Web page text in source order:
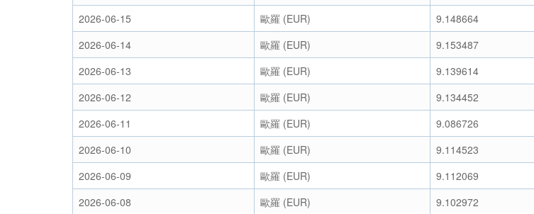
2026-06-15
歐羅 (EUR) 9.148664
2026-06-14
歐羅 (EUR) 9.153487
2026-06-13
歐羅 (EUR) 9.139614
2026-06-12
歐羅 (EUR) 9.134452
2026-06-11
歐羅 (EUR) 9.086726
2026-06-10
歐羅 (EUR) 9.114523
2026-06-09
歐羅 (EUR) 9.112069
2026-06-08
歐羅 (EUR) 9.102972